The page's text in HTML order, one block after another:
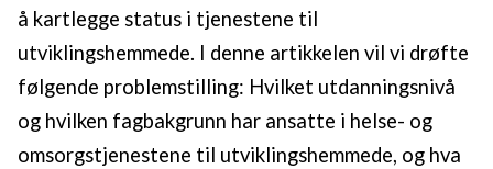
å kartlegge status i tjenestene til
utviklingshemmede. I denne artikkelen vil vi drøfte
følgende problemstilling: Hvilket utdanningsnivå
og hvilken fagbakgrunn har ansatte i helse- og
omsorgstjenestene til utviklingshemmede, og hva